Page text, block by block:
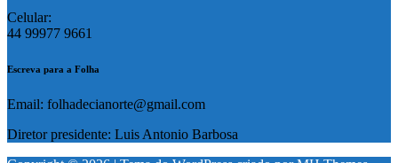
Celular:
44 99977 9661
Escreva para a Folha
Email: folhadecianorte@gmail.com
Diretor presidente: Luis Antonio Barbosa